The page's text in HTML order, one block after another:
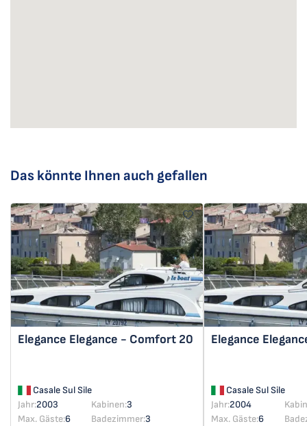
Das könnte Ihnen auch gefallen
Elegance Elegance - Comfort 20
Casale Sul Sile
Jahr:2003 Kabinen:3
Max. Gäste:6 Badezimmer:3
Elegance
Casale Sul Sile
Jahr:2004
Max. Gäste:6